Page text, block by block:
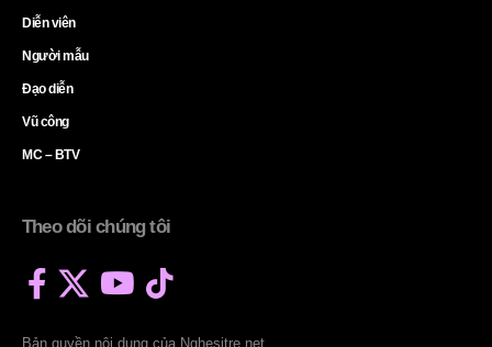
Diễn viên
Người mẫu
Đạo diễn
Vũ công
MC – BTV
Theo dõi chúng tôi
Bản quyền nội dung của Nghesitre.net